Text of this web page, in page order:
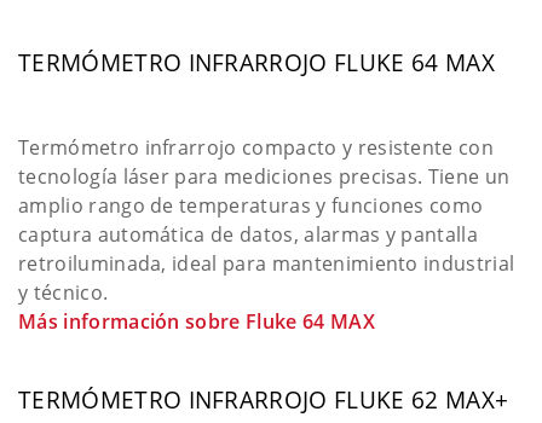
TERMÓMETRO INFRARROJO FLUKE 64 MAX
Termómetro infrarrojo compacto y resistente con
tecnología láser para mediciones precisas. Tiene un
amplio rango de temperaturas y funciones como
captura automática de datos, alarmas y pantalla
retroiluminada, ideal para mantenimiento industrial
y técnico.
Más información sobre Fluke 64 MAX
TERMÓMETRO INFRARROJO FLUKE 62 MAX+